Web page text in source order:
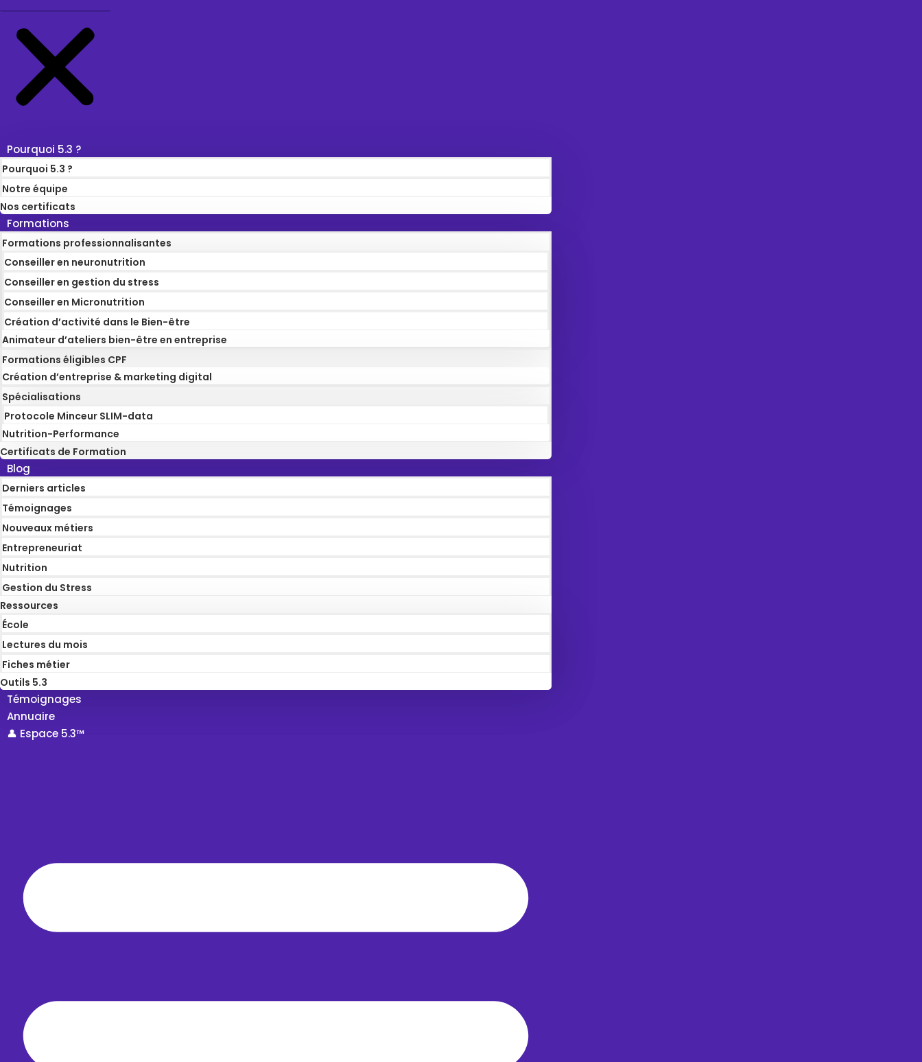
Pourquoi 5.3 ?
Pourquoi 5.3 ?
Notre équipe
Nos certificats
Formations
Formations professionnalisantes
Conseiller en neuronutrition
Conseiller en gestion du stress
Conseiller en Micronutrition
Création d’activité dans le Bien-être
Animateur d’ateliers bien-être en entreprise
Formations éligibles CPF
Création d’entreprise & marketing digital
Spécialisations
Protocole Minceur SLIM-data
Nutrition-Performance
Certificats de Formation
Blog
Derniers articles
Témoignages
Nouveaux métiers
Entrepreneuriat
Nutrition
Gestion du Stress
Ressources
École
Lectures du mois
Fiches métier
Outils 5.3
Témoignages
Annuaire
👤 Espace 5.3™